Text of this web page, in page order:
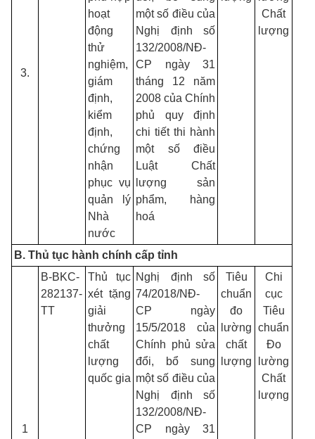
3.
hoạt
động
thử
nghiệm,
giám
định,
kiểm
định,
chứng
nhận
phục vụ
quản lý
Nhà
nước
một số điều của
Nghị định số
132/2008/NĐ-
CP ngày 31
tháng 12 năm
2008 của Chính
phủ quy định
chi tiết thi hành
một số điều
Luật Chất
lượng sản
phẩm, hàng
hoá
Chất
lượng
B. Thủ tục hành chính cấp tỉnh
1
B-BKC-
282137-
TT
Thủ tục
xét tặng
giải
thưởng
chất
lượng
quốc gia
Nghị định số
74/2018/NĐ-
CP ngày
15/5/2018 của
Chính phủ sửa
đổi, bổ sung
một số điều của
Nghị định số
132/2008/NĐ-
CP ngày 31
Tiêu
chuẩn
đo
lường
chất
lượng
Chi
cục
Tiêu
chuẩn
Đo
lường
Chất
lượng